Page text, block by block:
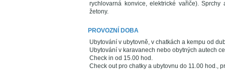
rychlovarná konvice, elektrické vařiče).
žetony.
PROVOZNÍ DOBA
Ubytování v ubytovně, v chatkách a kempu od
Ubytování v karavanech nebo obytných autech
Check in od 15.00 hod.
Check out pro chatky a ubytovnu do 11.00 hod.,